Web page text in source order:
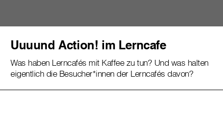
Uuuund Action! im Lerncafe
Was haben Lerncafés mit Kaffee zu tun? Und was halten
eigentlich die Besucher*innen der Lerncafés davon?